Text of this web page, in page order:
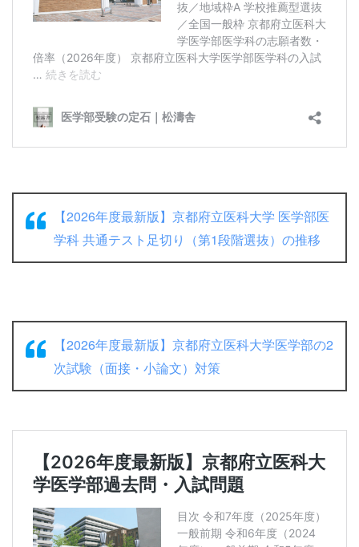
【2026年度最新版】京都府立医科大学 医学部医
学科 共通テスト足切り（第1段階選抜）の推移
【2026年度最新版】京都府立医科大学医学部の2
次試験（面接・小論文）対策